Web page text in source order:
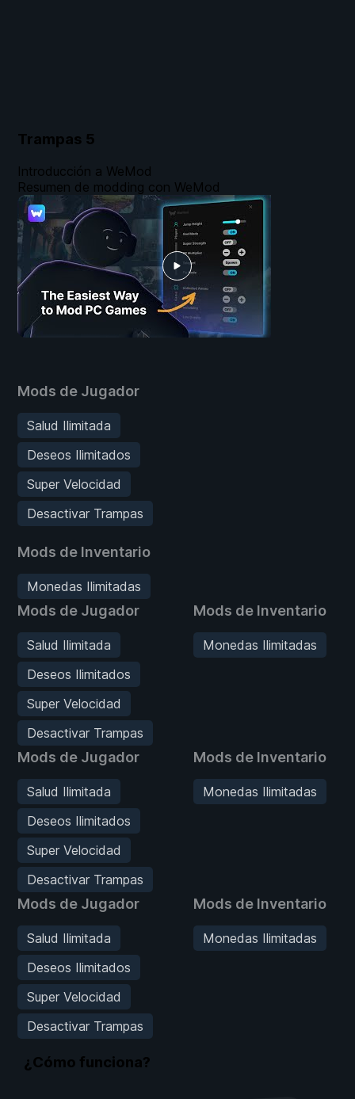
Trampas 5
Mods de Jugador
Salud Ilimitada
Deseos Ilimitados
Super Velocidad
Desactivar Trampas
Mods de Inventario
Monedas Ilimitadas
Mods de Jugador
Salud Ilimitada
Deseos Ilimitados
Super Velocidad
Desactivar Trampas
Mods de Inventario
Monedas Ilimitadas
Mods de Jugador
Salud Ilimitada
Deseos Ilimitados
Super Velocidad
Desactivar Trampas
Mods de Inventario
Monedas Ilimitadas
Mods de Jugador
Salud Ilimitada
Deseos Ilimitados
Super Velocidad
Desactivar Trampas
Mods de Inventario
Monedas Ilimitadas
Introducción a WeMod
Resumen de modding con WeMod
¿Cómo funciona?